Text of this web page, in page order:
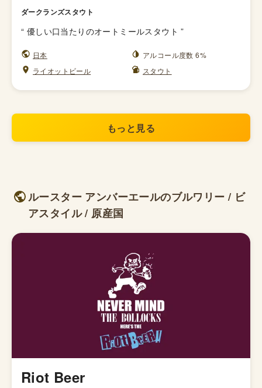
ダークランズスタウト
“ 優しい口当たりのオートミールスタウト ”
日本
アルコール度数 6%
ライオットビール
スタウト
もっと見る
ルースター アンバーエールのブルワリー / ビ
アスタイル / 原産国
Riot Beer